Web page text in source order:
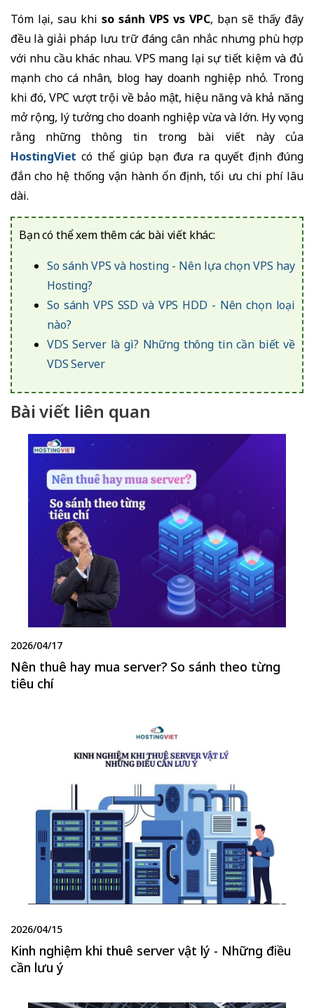
Tóm lại, sau khiso sánh VPS vs VPC, bạn sẽ thấy đây
đều là giải pháp lưu trữ đáng cân nhắc nhưng phù hợp
với nhu cầu khác nhau. VPS mang lại sự tiết kiệm và đủ
mạnh cho cá nhân, blog hay doanh nghiệp nhỏ. Trong
khi đó, VPC vượt trội về bảo mật, hiệu năng và khả năng
mở rộng, lý tưởng cho doanh nghiệp vừa và lớn. Hy vọng
rằng những thông tin trong bài viết này của
HostingViet có thể giúp bạn đưa ra quyết định đúng
đắn cho hệ thống vận hành ổn định, tối ưu chi phí lâu
dài.
Bạn có thể xem thêm các bài viết khác:
So sánh VPS và hosting - Nên lựa chọn VPS hay
Hosting?
So sánh VPS SSD và VPS HDD - Nên chọn loại
nào?
VDS Server là gì? Những thông tin cần biết về
VDS Server
Bài viết liên quan
2026/04/17
Nên thuê hay mua server? So sánh theo từng
tiêu chí
2026/04/15
Kinh nghiệm khi thuê server vật lý - Những điều
cần lưu ý